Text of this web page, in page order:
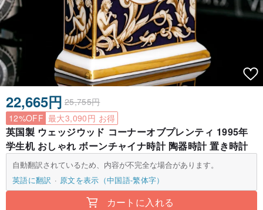
22,665円 25,755円
12%OFF 最大3,090円 お得
英国製 ウェッジウッド コーナーオブプレンティ 1995年
学生机 おしゃれ ボーンチャイナ時計 陶器時計 置き時計
自動翻訳されているため、内容が不完全な場合があります。
英語に翻訳
原文を表示（中国語-繁体字）
カートに入れる